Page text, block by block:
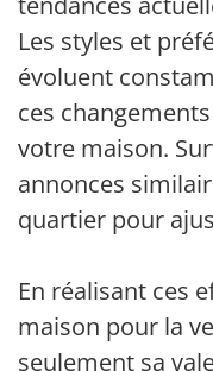
Les styles et
évoluent
ces
votre maison.
annonces
quartier pour
En réalisant ces
maison pour la
seulement sa